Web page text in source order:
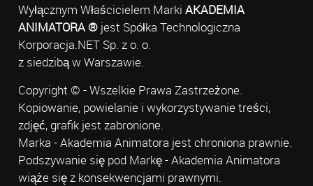
Wyłącznym Właścicielem Marki AKADEMIA
ANIMATORA ®jest Spółka Technologiczna
Korporacja.NET Sp. z o. o.
z siedzibą w Warszawie.
Copyright © - Wszelkie Prawa Zastrzeżone.
Kopiowanie, powielanie i wykorzystywanie treści,
zdjęć, grafik jest zabronione.
Marka - Akademia Animatora jest chroniona prawnie.
Podszywanie się pod Markę - Akademia Animatora
wiąże się z konsekwencjami prawnymi.